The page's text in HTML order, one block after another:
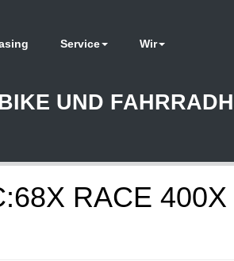
Service Wir
UND
RACE 400X